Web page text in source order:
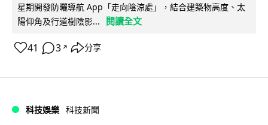
星期開發防曬導航 App「走向陰涼處」，結合建築物高度、太
陽仰角及行道樹陰影...
閱讀全文
41 3 ↗ 分享
科技娛樂 科技新聞